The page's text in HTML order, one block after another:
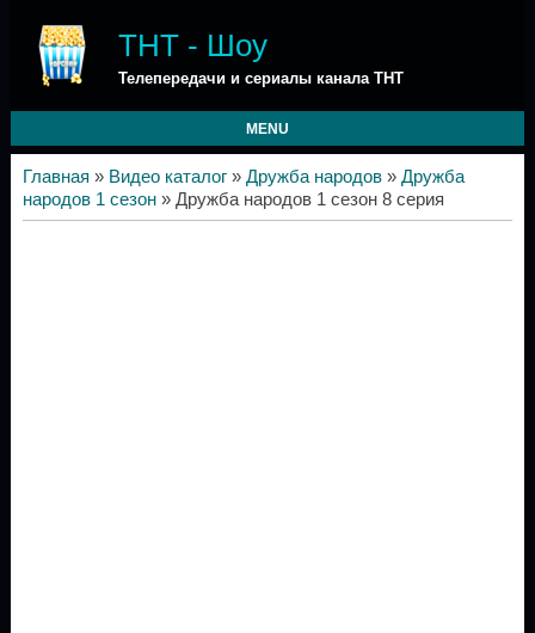
ТНТ - Шоу
Телепередачи и сериалы канала ТНТ
MENU
Главная » Видео каталог» Дружба народов» Дружба
народов 1 сезон» Дружба народов 1 сезон 8 серия